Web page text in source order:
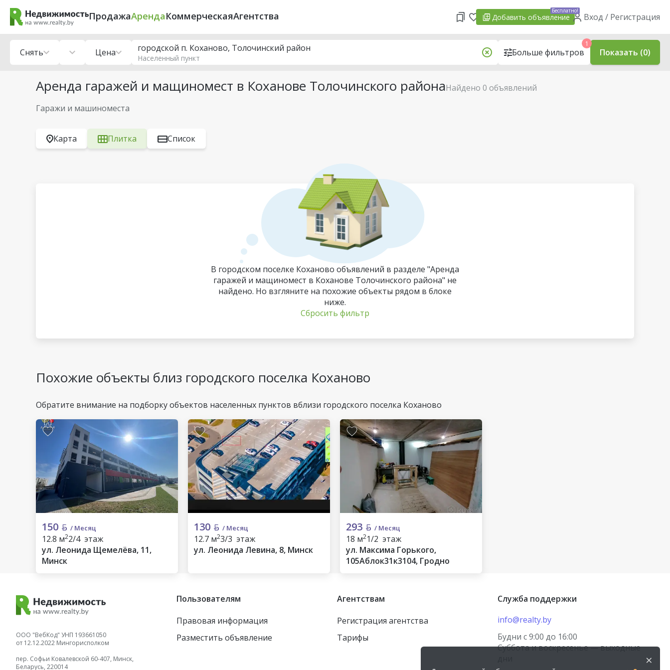
ПродажаАрендаКоммерческаяАгентства Добавить объявление
Бесплатно!
Вход / Регистрация
Аренда гаражей и мащиномест в Коханове Толочинского районаНайдено 0 объявлений
Гаражи и машиноместа
Снять Цена городской п. Коханово, Толочинский район
Населенный пункт Больше фильтров
1
Показать (0)
Карта Плитка Список
В городском поселке Коханово объявлений в разделе "Аренда
гаражей и мащиномест в Коханове Толочинского района" не
найдено. Но взгляните на похожие объекты рядом в блоке
ниже.
Сбросить фильтр
Похожие объекты близ городского поселка Коханово
Обратите внимание на подборку объектов населенных пунктов вблизи городского поселка Коханово
150 / Месяц
12.8 м22/4 этаж
ул. Леонида Щемелёва, 11,
Минск
130 / Месяц
12.7 м23/3 этаж
ул. Леонида Левина, 8, Минск
293 / Месяц
18 м21/2 этаж
ул. Максима Горького,
105Аблок31к3104, Гродно
ООО "ВебКод" УНП 193661050
от 12.12.2022 Мингорисполком
пер. Софьи Ковалевской 60-407, Минск,
Беларусь, 220014
Пользователям
Правовая информация
Разместить объявление
Агентствам
Регистрация агентства
Тарифы
Служба поддержки
info@realty.by
Будни с 9:00 до 16:00
Суббота и воскресенье — выходные
×